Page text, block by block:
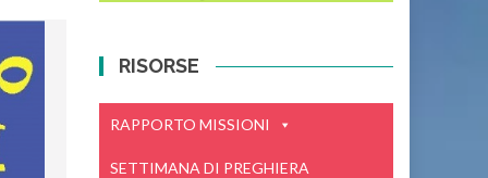
RISORSE
RAPPORTO MISSIONI
SETTIMANA DI PREGHIERA